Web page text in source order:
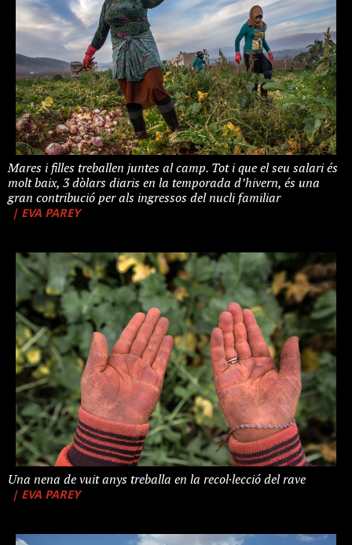
Mares i filles treballen juntes al camp. Tot i que el seu salari és
molt baix, 3 dòlars diaris en la temporada d’hivern, és una
gran contribució per als ingressos del nucli familiar
| EVA PAREY
Una nena de vuit anys treballa en la recol·lecció del rave
| EVA PAREY